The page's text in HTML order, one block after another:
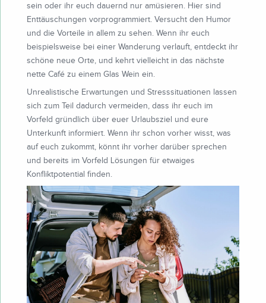
sein oder ihr euch dauernd nur amüsieren. Hier sind
Enttäuschungen vorprogrammiert. Versucht den Humor
und die Vorteile in allem zu sehen. Wenn ihr euch
beispielsweise bei einer Wanderung verlauft, entdeckt ihr
schöne neue Orte, und kehrt vielleicht in das nächste
nette Café zu einem Glas Wein ein.
Unrealistische Erwartungen und Stresssituationen lassen
sich zum Teil dadurch vermeiden, dass ihr euch im
Vorfeld gründlich über euer Urlaubsziel und eure
Unterkunft informiert. Wenn ihr schon vorher wisst, was
auf euch zukommt, könnt ihr vorher darüber sprechen
und bereits im Vorfeld Lösungen für etwaiges
Konfliktpotential finden.